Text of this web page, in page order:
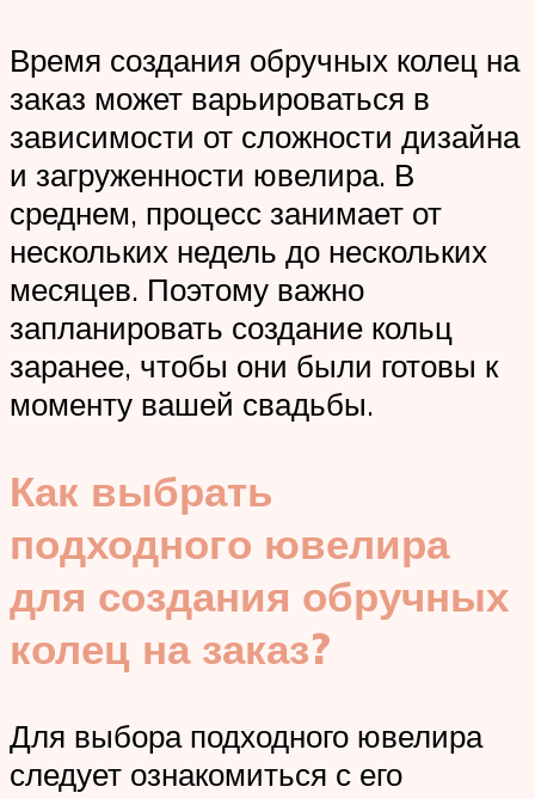
Время создания обручных колец на
заказ может варьироваться в
зависимости от сложности дизайна
и загруженности ювелира. В
среднем, процесс занимает от
нескольких недель до нескольких
месяцев. Поэтому важно
запланировать создание кольц
заранее, чтобы они были готовы к
моменту вашей свадьбы.
Как выбрать
подходного ювелира
для создания обручных
колец на заказ?
Для выбора подходного ювелира
следует ознакомиться с его